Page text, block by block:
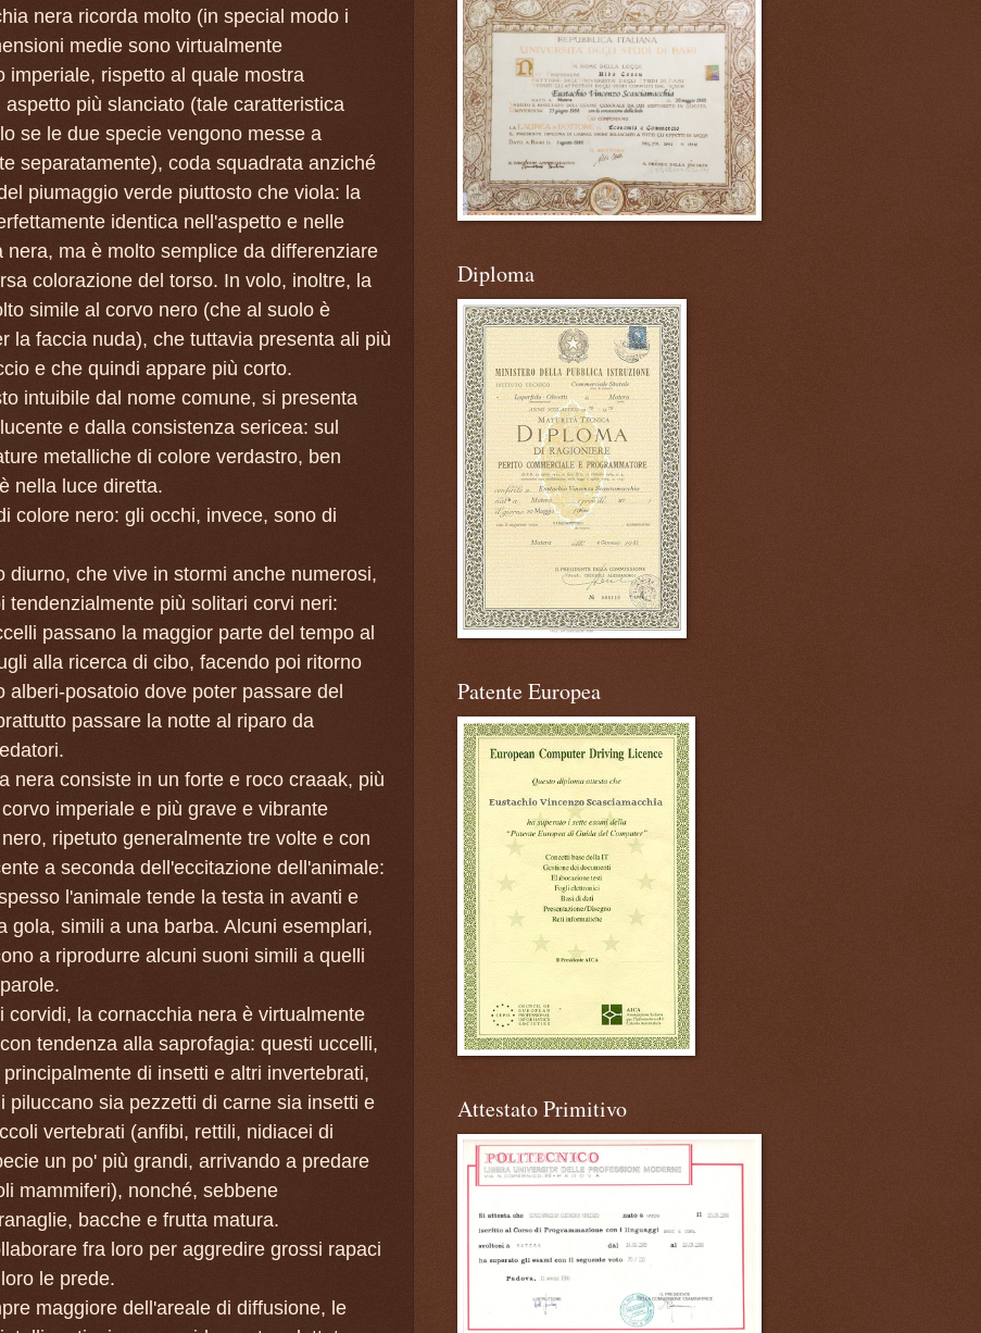
nera ricorda molto (in special modo i
medie sono virtualmente
imperiale, rispetto al quale mostra
più slanciato (tale caratteristica
se le due specie vengono messe a
separatamente), coda squadrata anziché
piumaggio verde piuttosto che viola: la
identica nell'aspetto e nelle
ma è molto semplice da differenziare
colorazione del torso. In volo, inoltre, la
simile al corvo nero (che al suolo è
la faccia nuda), che tuttavia presenta ali più
e che quindi appare più corto.
intuibile dal nome comune, si presenta
e dalla consistenza sericea: sul
metalliche di colore verdastro, ben
nella luce diretta.
colore nero: gli occhi, invece, sono di
diurno, che vive in stormi anche numerosi,
tendenzialmente più solitari corvi neri:
passano la maggior parte del tempo al
alla ricerca di cibo, facendo poi ritorno
alberi-posatoio dove poter passare del
passare la notte al riparo da
nera consiste in un forte e roco craaak, più
imperiale e più grave e vibrante
ripetuto generalmente tre volte e con
a seconda dell'eccitazione dell'animale:
l'animale tende la testa in avanti e
gola, simili a una barba. Alcuni esemplari,
a riprodurre alcuni suoni simili a quelli
corvidi, la cornacchia nera è virtualmente
tendenza alla saprofagia: questi uccelli,
di insetti e altri invertebrati,
piluccano sia pezzetti di carne sia insetti e
vertebrati (anfibi, rettili, nidiacei di
un po' più grandi, arrivando a predare
mammiferi), nonché, sebbene
bacche e frutta matura.
fra loro per aggredire grossi rapaci
le prede.
maggiore dell'areale di diffusione, le
Diploma
Patente Europea
Attestato Primitivo